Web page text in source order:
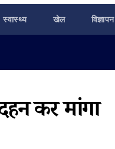
स्वास्थ्य खेल विज्ञापन
कर मांगा